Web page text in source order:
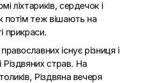
ліхтариків, сердечок і
потім теж вішають на
прикраси.
існує різниця і
Різдвяних страв. На
Різдвяна вечеря